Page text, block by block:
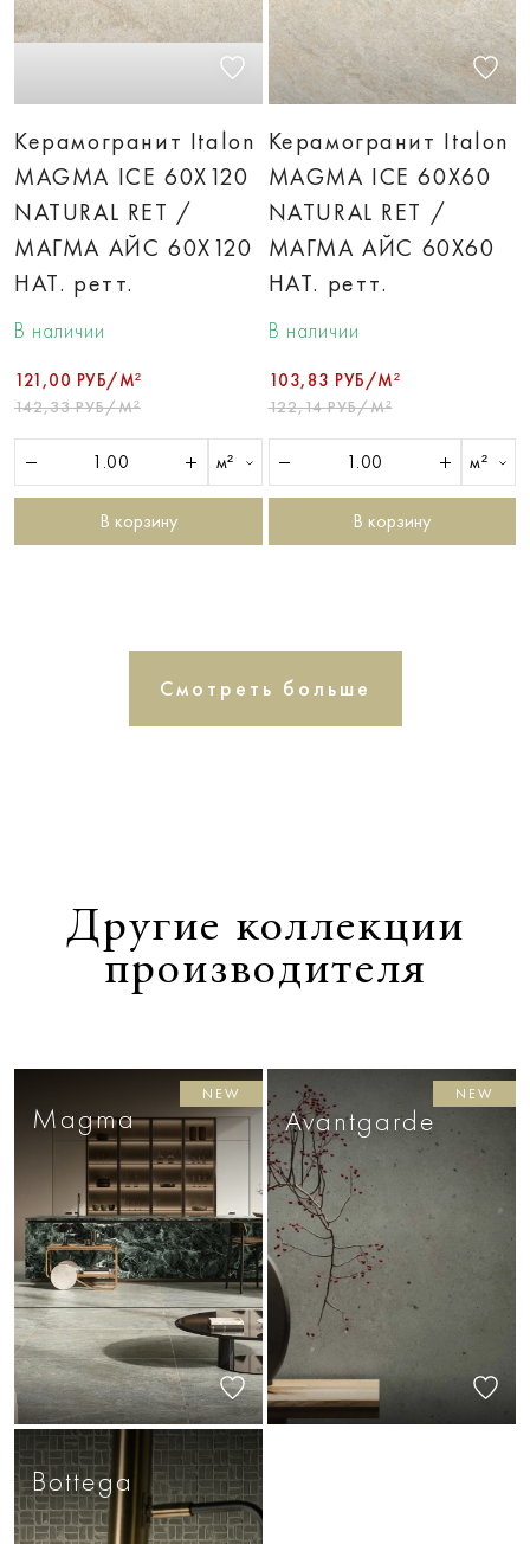
Керамогранит Italon
MAGMA ICE 60X120
NATURAL RET /
МАГМА АЙС 60X120
НАТ. ретт.
В наличии
121,00 РУБ/М²
142,33 РУБ/М²
м²
В корзину
Керамогранит Italon
MAGMA ICE 60X60
NATURAL RET /
МАГМА АЙС 60X60
НАТ. ретт.
В наличии
103,83 РУБ/М²
122,14 РУБ/М²
м²
В корзину
Смотреть больше
Другие коллекции
производителя
Magma
NEW
Avantgarde
NEW
Bottega